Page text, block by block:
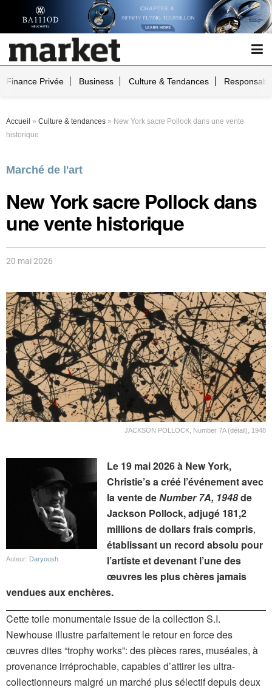
Finance Privée Business Culture & Tendances
Accueil » Culture & tendances » New York sacre Pollock dans une vente
historique
Marché de l'art
New York sacre Pollock dans
une vente historique
20 mai 2026
JACKSON POLLOCK, Number 7A (détail), 1948
Auteur: Daryoush
Le 19 mai 2026 à New York,
Christie’s a créé l’événement avec
la vente deNumber 7A, 1948de
Jackson Pollock, adjugé 181,2
millions de dollars frais compris,
établissant un record absolu pour
l’artiste et devenant l’une des
œuvres les plus chères jamais
vendues aux enchères.
Cette toile monumentale issue de la collection S.I.
Newhouse illustre parfaitement le retour en force des
œuvres dites “trophy works”: des pièces rares, muséales, à
provenance irréprochable, capables d’attirer les ultra-
collectionneurs malgré un marché plus sélectif depuis deux